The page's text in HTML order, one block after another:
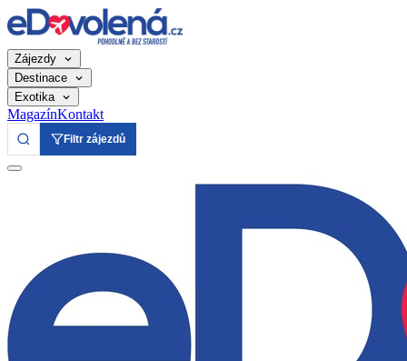
Zájezdy
Destinace
Exotika
MagazínKontakt
Filtr zájezdů